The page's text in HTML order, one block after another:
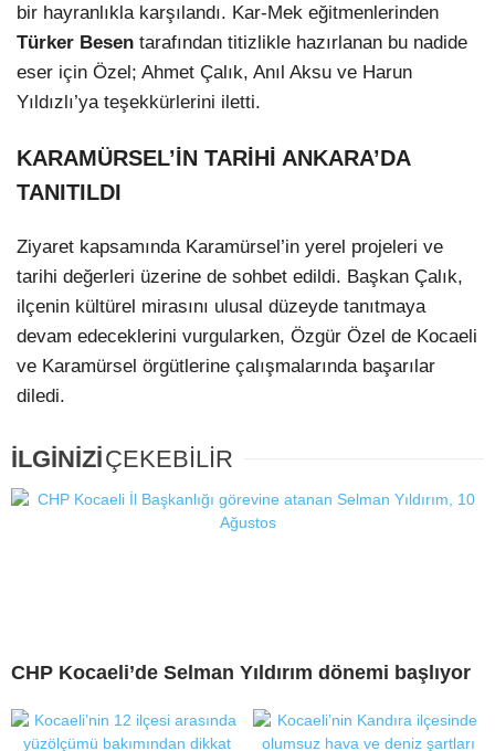
bir hayranlıkla karşılandı. Kar-Mek eğitmenlerinden
Türker Besen tarafından titizlikle hazırlanan bu nadide
eser için Özel; Ahmet Çalık, Anıl Aksu ve Harun
Yıldızlı’ya teşekkürlerini iletti.
KARAMÜRSEL’İN TARİHİ ANKARA’DA
TANITILDI
Ziyaret kapsamında Karamürsel’in yerel projeleri ve
tarihi değerleri üzerine de sohbet edildi. Başkan Çalık,
ilçenin kültürel mirasını ulusal düzeyde tanıtmaya
devam edeceklerini vurgularken, Özgür Özel de Kocaeli
ve Karamürsel örgütlerine çalışmalarında başarılar
diledi.
İLGİNİZİÇEKEBİLİR
CHP Kocaeli’de Selman Yıldırım dönemi başlıyor